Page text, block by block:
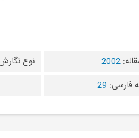
2002 نوع
فارسی: 29